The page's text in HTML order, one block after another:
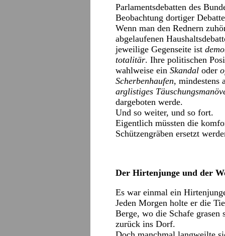
Parlamentsdebatten des
Beobachtung dortiger
Wenn man den Rednern
abgelaufenen
jeweilige Gegenseite ist
totalitär. Ihre politischen
wahlweise ein Skandal oder
Scherbenhaufen, mindestens
arglistiges
dargeboten werde.
Und so weiter, und so fort.
Eigentlich müssten die
Schützengräben ersetzt
Der Hirtenjunge und der
Es war einmal ein
Jeden Morgen holte er die
Berge, wo die Schafe grasen
zurück ins Dorf.